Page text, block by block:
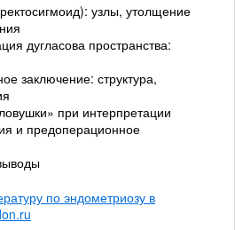
узлы, утолщение
дугласова пространства:
заключение: структура,
при интерпретации
и предоперационное
по эндометриозу в